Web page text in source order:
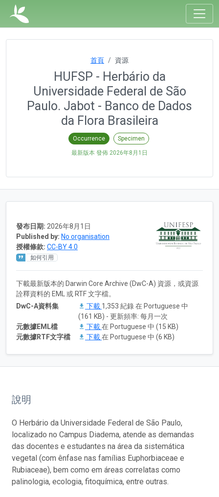
首頁 資源
HUFSP - Herbário da
Universidade Federal de São
Paulo. Jabot - Banco de Dados
da Flora Brasileira
Occurrence Specimen
最新版本 發佈 2026年8月1日
發布日期: 2026年8月1日
Published by: No organisation
授權條款: CC-BY 4.0
如何引用
下載最新版本的 Darwin Core Archive (DwC-A) 資源，或資源
詮釋資料的 EML 或 RTF 文字檔。
DwC-A資料集
下載 1,353 紀錄 在 Portuguese 中
(161 KB) - 更新頻率: 每月一次
元數據EML檔
下載在 Portuguese 中 (15 KB)
元數據RTF文字檔
下載在 Portuguese 中 (6 KB)
說明
O Herbário da Universidade Federal de São Paulo,
localizado no Campus Diadema, atende as demandas
das docentes e estudantes na área da sistemática
vegetal (com ênfase nas famílias Euphorbiaceae e
Rubiaceae), bem como em áreas correlatas como
palinologia, ecologia, fitoquímica, entre outras.